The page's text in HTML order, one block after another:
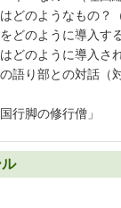
どのようなもの？（
どのように導入す
どのように導入さ
語り部との対話（対
行脚の修行僧」